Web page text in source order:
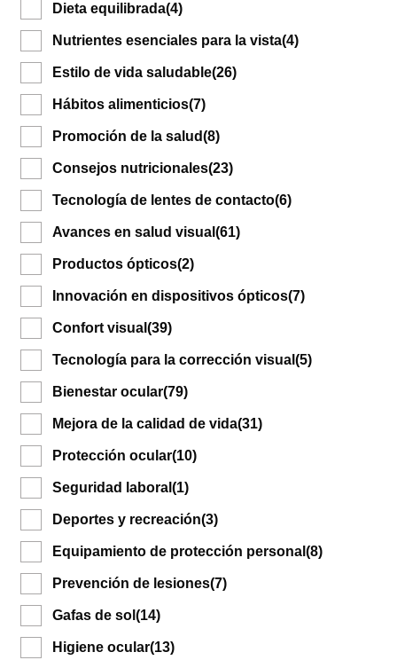
Dieta equilibrada(4)
Nutrientes esenciales para la vista(4)
Estilo de vida saludable(26)
Hábitos alimenticios(7)
Promoción de la salud(8)
Consejos nutricionales(23)
Tecnología de lentes de contacto(6)
Avances en salud visual (61)
Productos ópticos(2)
Innovación en dispositivos ópticos(7)
Confort visual (39)
Tecnología para la corrección visual (5)
Bienestar ocular(79)
Mejora de la calidad de vida(31)
Protección ocular(10)
Seguridad laboral (1)
Deportes y recreación(3)
Equipamiento de protección personal (8)
Prevención de lesiones(7)
Gafas de sol (14)
Higiene ocular(13)